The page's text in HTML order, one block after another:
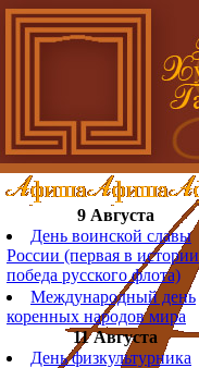
9 Августа
День воинской славы
России (первая в истории
победа русского флота)
Международный день
коренных народов мира
11 Августа
День физкультурника